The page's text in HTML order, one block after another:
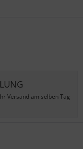
Versand am selben Tag